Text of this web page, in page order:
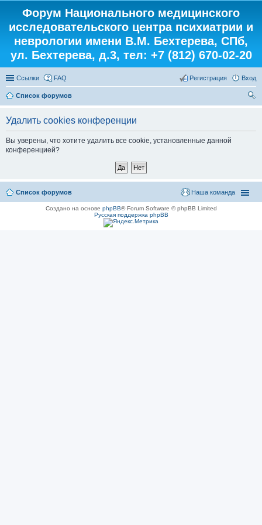
Форум Национального медицинского
исследовательского центра психиатрии и
неврологии имени В.М. Бехтерева, СПб,
ул. Бехтерева, д.3, тел: +7 (812) 670-02-20
Ссылки FAQ Вход
Регистрация
Список форумов
Удалить cookies конференции
Вы уверены, что хотите удалить все cookie, установленные данной
конференцией?
Список форумов Наша команда
Создано на основе phpBB® Forum Software © phpBB Limited
Русская поддержка phpBB